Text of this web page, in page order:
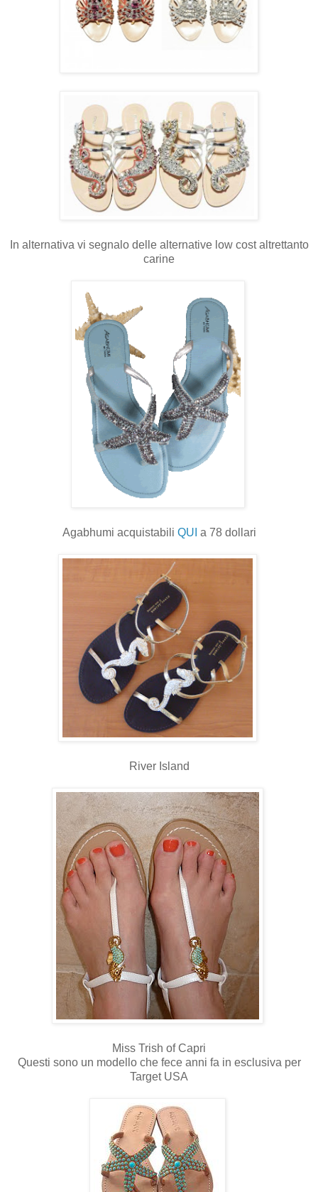
In alternativa vi segnalo delle alternative low cost altrettanto
carine
Agabhumi acquistabili QUI a 78 dollari
River Island
Miss Trish of Capri
Questi sono un modello che fece anni fa in esclusiva per
Target USA